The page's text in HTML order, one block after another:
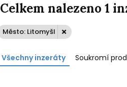
Celkem nalezeno 1
Město: Litomyšl
Všechny inzeráty Soukromí